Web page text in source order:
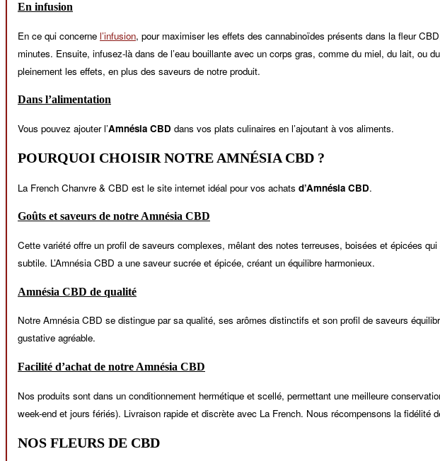
En infusion
En ce qui concerne l’infusion, pour maximiser les effets des cannabinoïdes présents dans la fleur
minutes. Ensuite, infusez-là dans de l’eau bouillante avec un corps gras, comme du miel, du lait, ou
pleinement les effets, en plus des saveurs de notre produit.
Dans l’alimentation
Vous pouvez ajouter l’Amnésia CBD dans vos plats culinaires en l’ajoutant à vos aliments.
POURQUOI CHOISIR NOTRE AMNÉSIA CBD ?
La French Chanvre & CBD est le site internet idéal pour vos achats d’Amnésia CBD.
Goûts et saveurs de notre Amnésia CBD
Cette variété offre un profil de saveurs complexes, mêlant des notes terreuses, boisées et épicées
subtile. L’Amnésia CBD a une saveur sucrée et épicée, créant un équilibre harmonieux.
Amnésia CBD de qualité
Notre Amnésia CBD se distingue par sa qualité, ses arômes distinctifs et son profil de saveurs
gustative agréable.
Facilité d’achat de notre Amnésia CBD
Nos produits sont dans un conditionnement hermétique et scellé, permettant une meilleure
week-end et jours fériés). Livraison rapide et discrète avec La French. Nous récompensons la
NOS FLEURS DE CBD